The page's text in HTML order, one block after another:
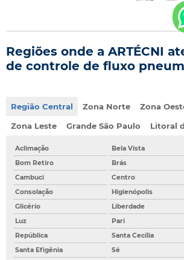
Regiões onde a ARTÉCNI
de controle de fluxo
Região Central Zona Norte Zona
Zona Leste
Grande São Paulo Litoral
Aclimação
Bela Vista
Bom Retiro
Brás
Cambuci
Centro
Consolação
Higienópolis
Glicério
Liberdade
Luz
Pari
República
Santa Cecília
Santa Efigênia
Sé